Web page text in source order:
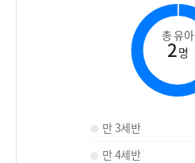
총 유아
2명
만 3세반
만 4세반